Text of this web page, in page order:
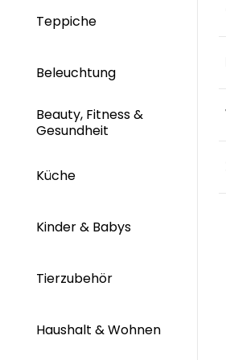
Teppiche
Beleuchtung
Beauty, Fitness &
Gesundheit
Küche
Kinder & Babys
Tierzubehör
Haushalt & Wohnen